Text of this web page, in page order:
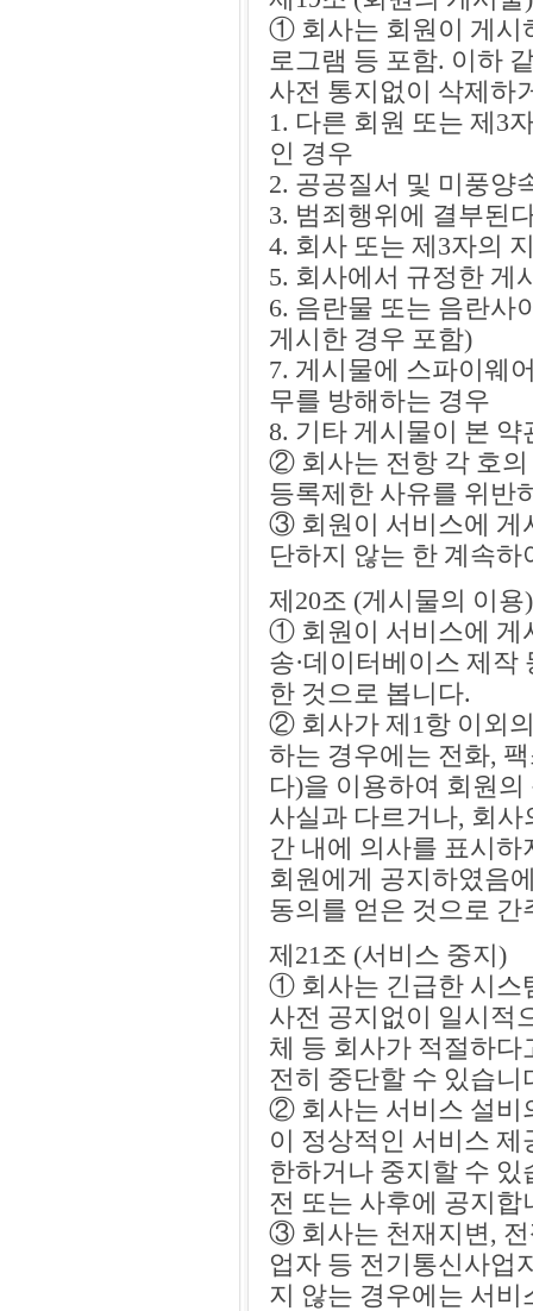
① 회사는 회원이 게시
로그램 등 포함. 이하
사전 통지없이 삭제하
1. 다른 회원 또는 제3
인 경우
2. 공공질서 및 미풍양
3. 범죄행위에 결부된
4. 회사 또는 제3자의
5. 회사에서 규정한 게
6. 음란물 또는 음란사
게시한 경우 포함)
7. 게시물에 스파이웨
무를 방해하는 경우
8. 기타 게시물이 본
② 회사는 전항 각 호의
등록제한 사유를 위반
③ 회원이 서비스에 게
단하지 않는 한 계속
제20조 (게시물의 이용)
① 회원이 서비스에 게
송·데이터베이스 제작
한 것으로 봅니다.
② 회사가 제1항 이외
하는 경우에는 전화,
다)을 이용하여 회원
사실과 다르거나, 회
간 내에 의사를 표시
회원에게 공지하였음
동의를 얻은 것으로 간
제21조 (서비스 중지)
① 회사는 긴급한 시스
사전 공지없이 일시적
체 등 회사가 적절하
전히 중단할 수 있습니
② 회사는 서비스 설비
이 정상적인 서비스
한하거나 중지할 수
전 또는 사후에 공지합
③ 회사는 천재지변, 전
업자 등 전기통신사업
지 않는 경우에는 서